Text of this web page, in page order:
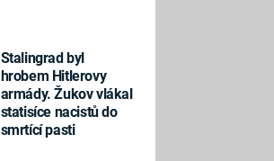
Stalingrad byl
hrobem Hitlerovy
armády. Žukov vlákal
statisíce nacistů do
smrtící pasti